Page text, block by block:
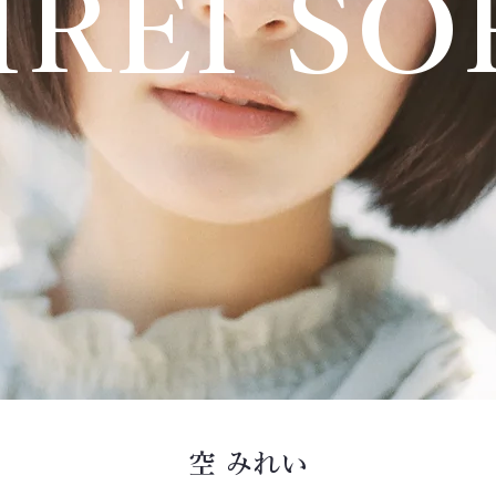
空 みれい